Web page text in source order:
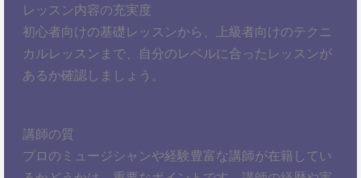
レッスン内容の充実度
初心者向けの基礎レッスンから、上級者向けのテクニ
カルレッスンまで、自分のレベルに合ったレッスンが
あるか確認しましょう。
講師の質
プロのミュージシャンや経験豊富な講師が在籍してい